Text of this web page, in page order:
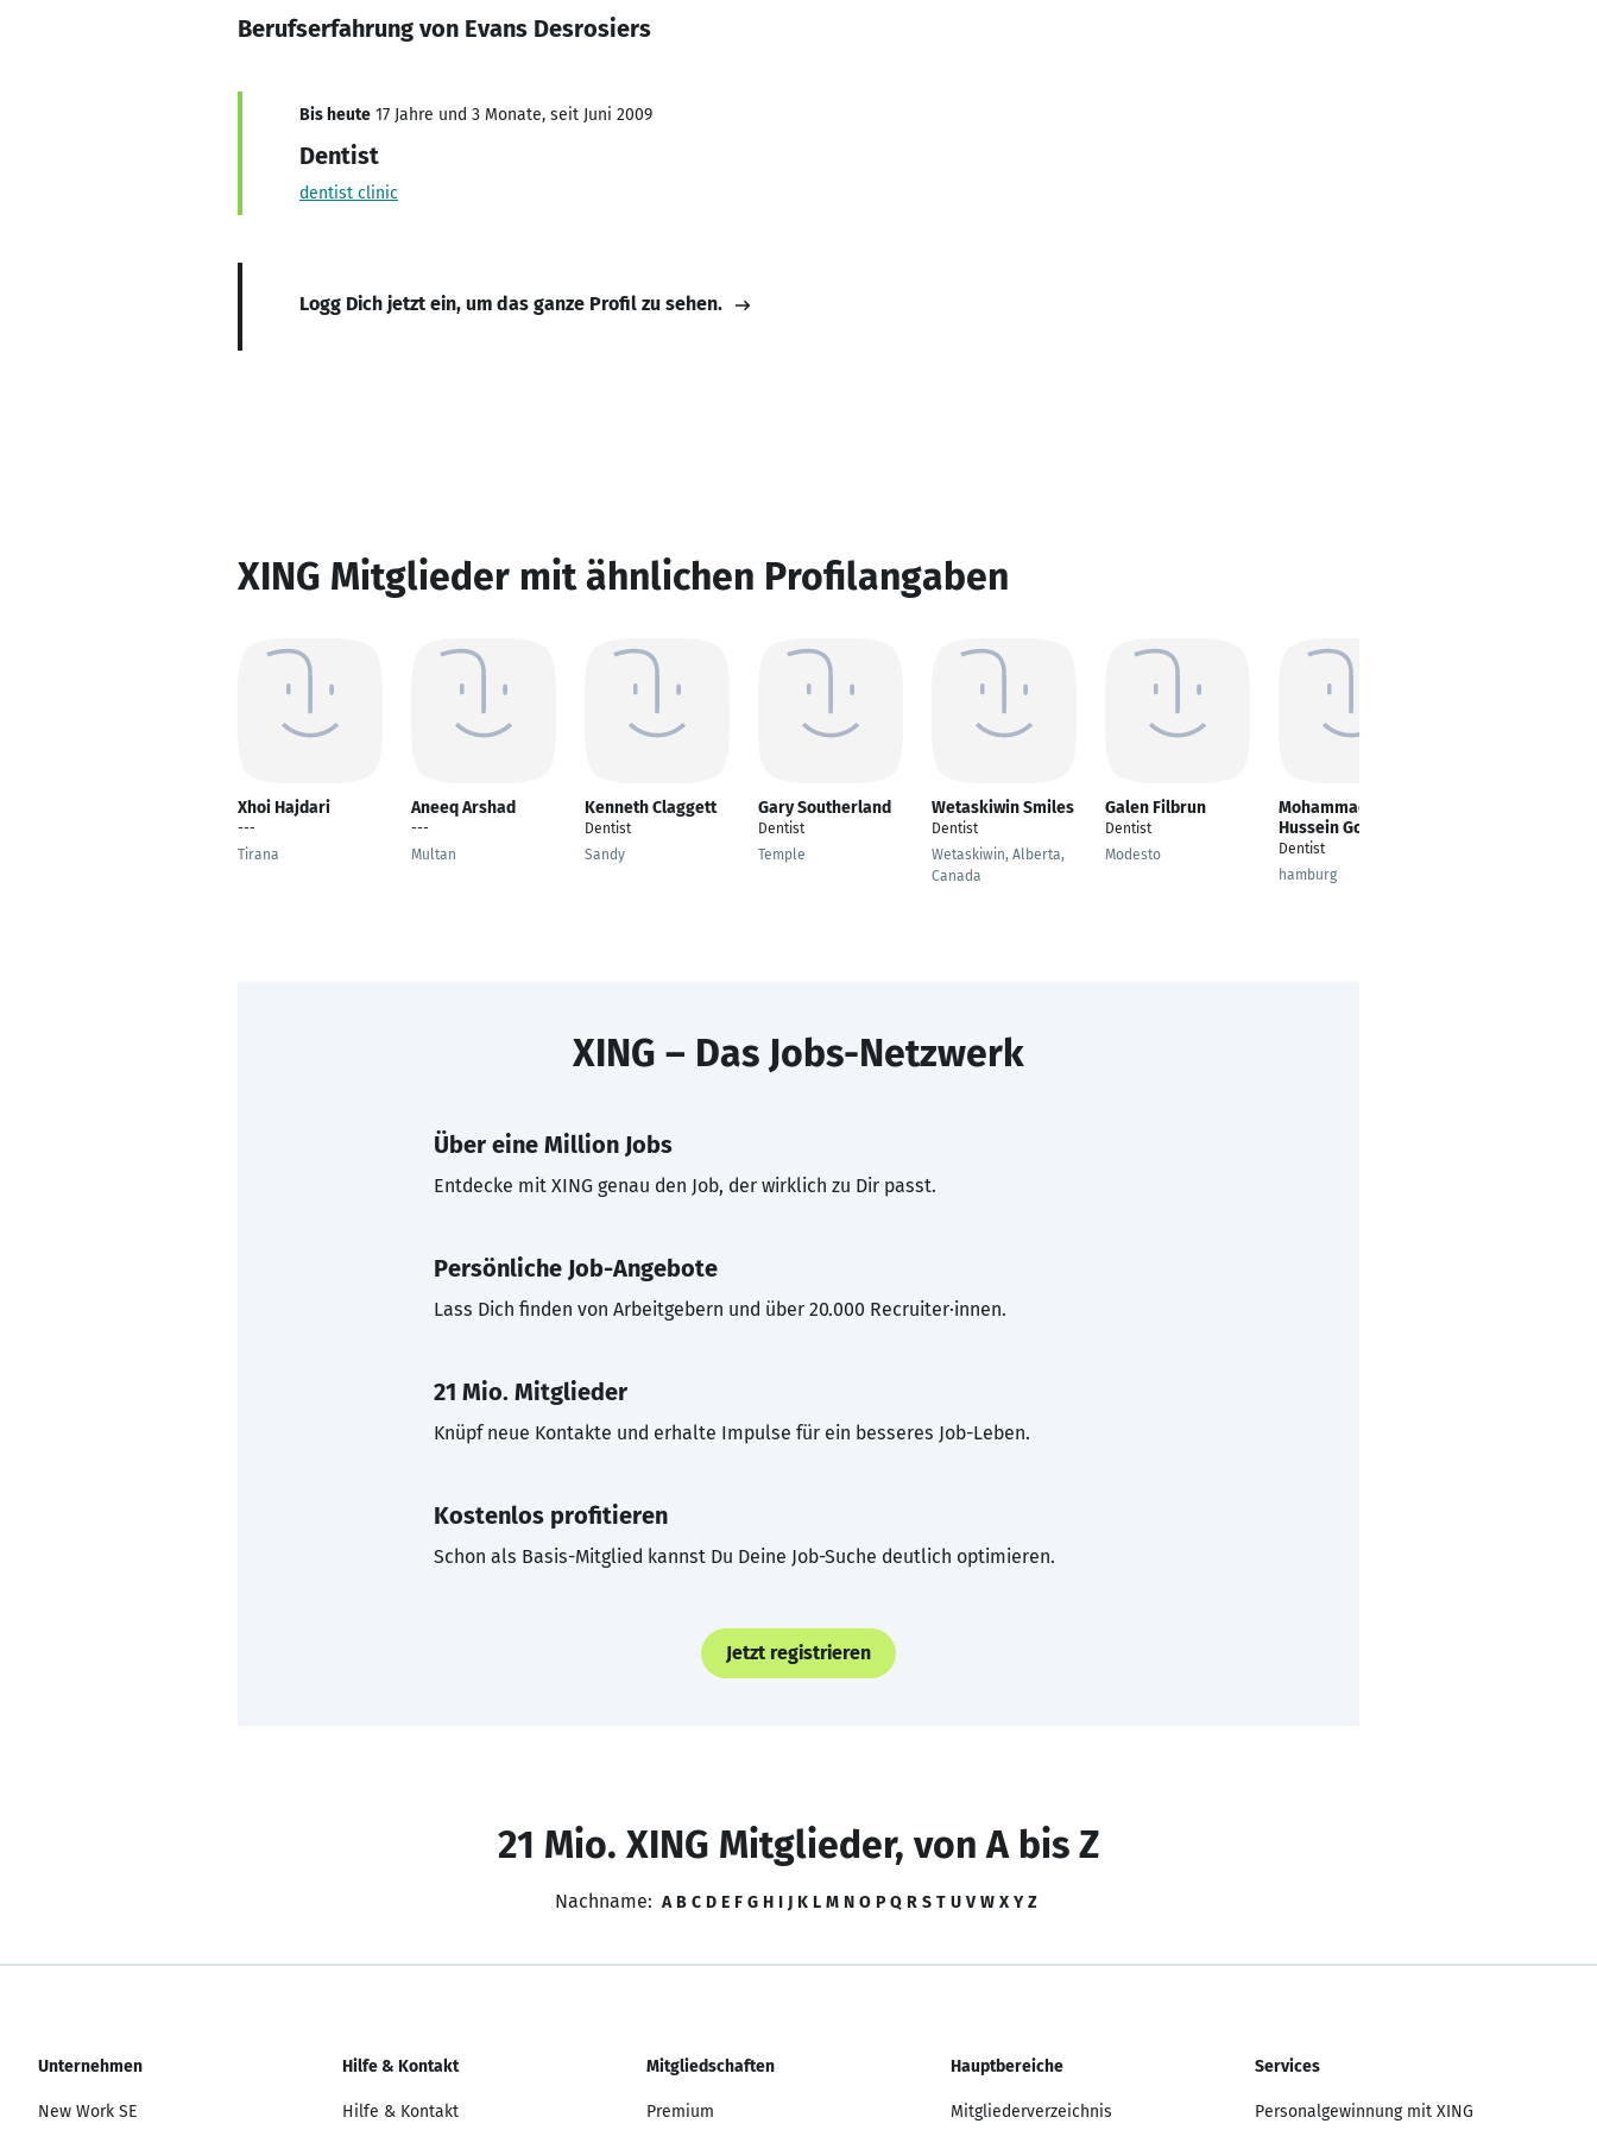
Berufserfahrung von Evans Desrosiers
Bis heute 17 Jahre und 3 Monate, seit Juni 2009
Dentist
dentist clinic
Logg Dich jetzt ein, um das ganze Profil zu sehen.
XING Mitglieder mit ähnlichen Profilangaben
Xhoi Hajdari
---
Tirana
Aneeq Arshad
---
Multan
Kenneth Claggett
Dentist
Sandy
Gary Southerland
Dentist
Temple
Wetaskiwin Smiles
Dentist
Wetaskiwin, Alberta,
Canada
Galen Filbrun
Dentist
Modesto
Mohammad
Hussein Golestani
Dentist
hamburg
XING – Das Jobs-Netzwerk
Über eine Million Jobs
Entdecke mit XING genau den Job, der wirklich zu Dir passt.
Persönliche Job-Angebote
Lass Dich finden von Arbeitgebern und über 20.000 Recruiter·innen.
21 Mio. Mitglieder
Knüpf neue Kontakte und erhalte Impulse für ein besseres Job-Leben.
Kostenlos profitieren
Schon als Basis-Mitglied kannst Du Deine Job-Suche deutlich optimieren.
Jetzt registrieren
21 Mio. XING Mitglieder, von A bis Z
Nachname: A B C D E F G H I J K L M N O P Q R S T U V W X Y Z
Unternehmen
New Work SE
Hilfe & Kontakt
Hilfe & Kontakt
Mitgliedschaften
Premium
Hauptbereiche
Mitgliederverzeichnis
Services
Personalgewinnung mit XING